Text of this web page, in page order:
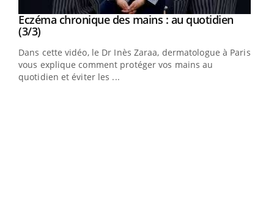
Youtube
Youtube
Eczéma chronique des mains : au quotidien
(3/3)Youtube
Dans cette vidéo, le Dr Inès Zaraa, dermatologue à Paris,
vous explique comment protéger vos mains au
quotidien et éviter les ...